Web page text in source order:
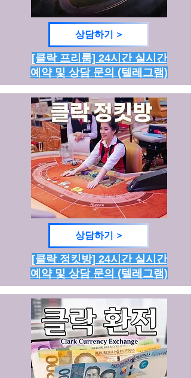
상담하기 >
[클락 프리룸] 24시간 실시간
예약 및 상담 문의 (텔레그램)
상담하기 >
[클락 정킷방] 24시간 실시간
예약 및 상담 문의 (텔레그램)